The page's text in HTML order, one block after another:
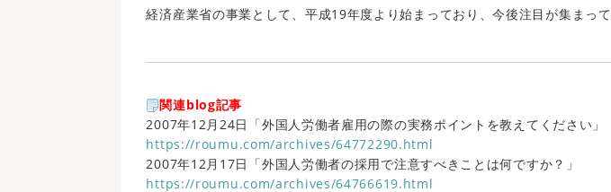
経済産業省の事業として、平成19年度より始まっており、今後注目が集まって
関連blog記事
2007年12月24日「外国人労働者雇用の際の実務ポイントを教えてください」
https://roumu.com/archives/64772290.html
2007年12月17日「外国人労働者の採用で注意すべきことは何ですか？」
https://roumu.com/archives/64766619.html